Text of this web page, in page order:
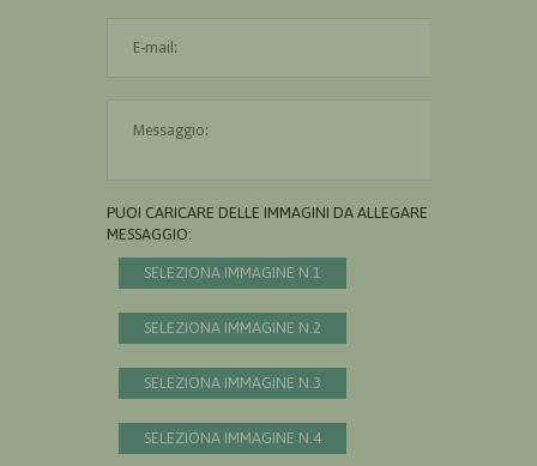
PUOI CARICARE DELLE IMMAGINI DA ALLEGARE AL
MESSAGGIO:
SELEZIONA IMMAGINE N.1
SELEZIONA IMMAGINE N.2
SELEZIONA IMMAGINE N.3
SELEZIONA IMMAGINE N.4